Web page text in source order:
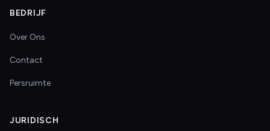
BEDRIJF
Over Ons
Contact
Persruimte
JURIDISCH